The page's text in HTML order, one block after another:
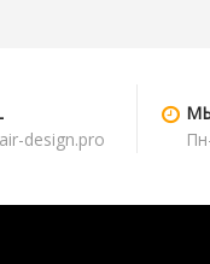
design.pro